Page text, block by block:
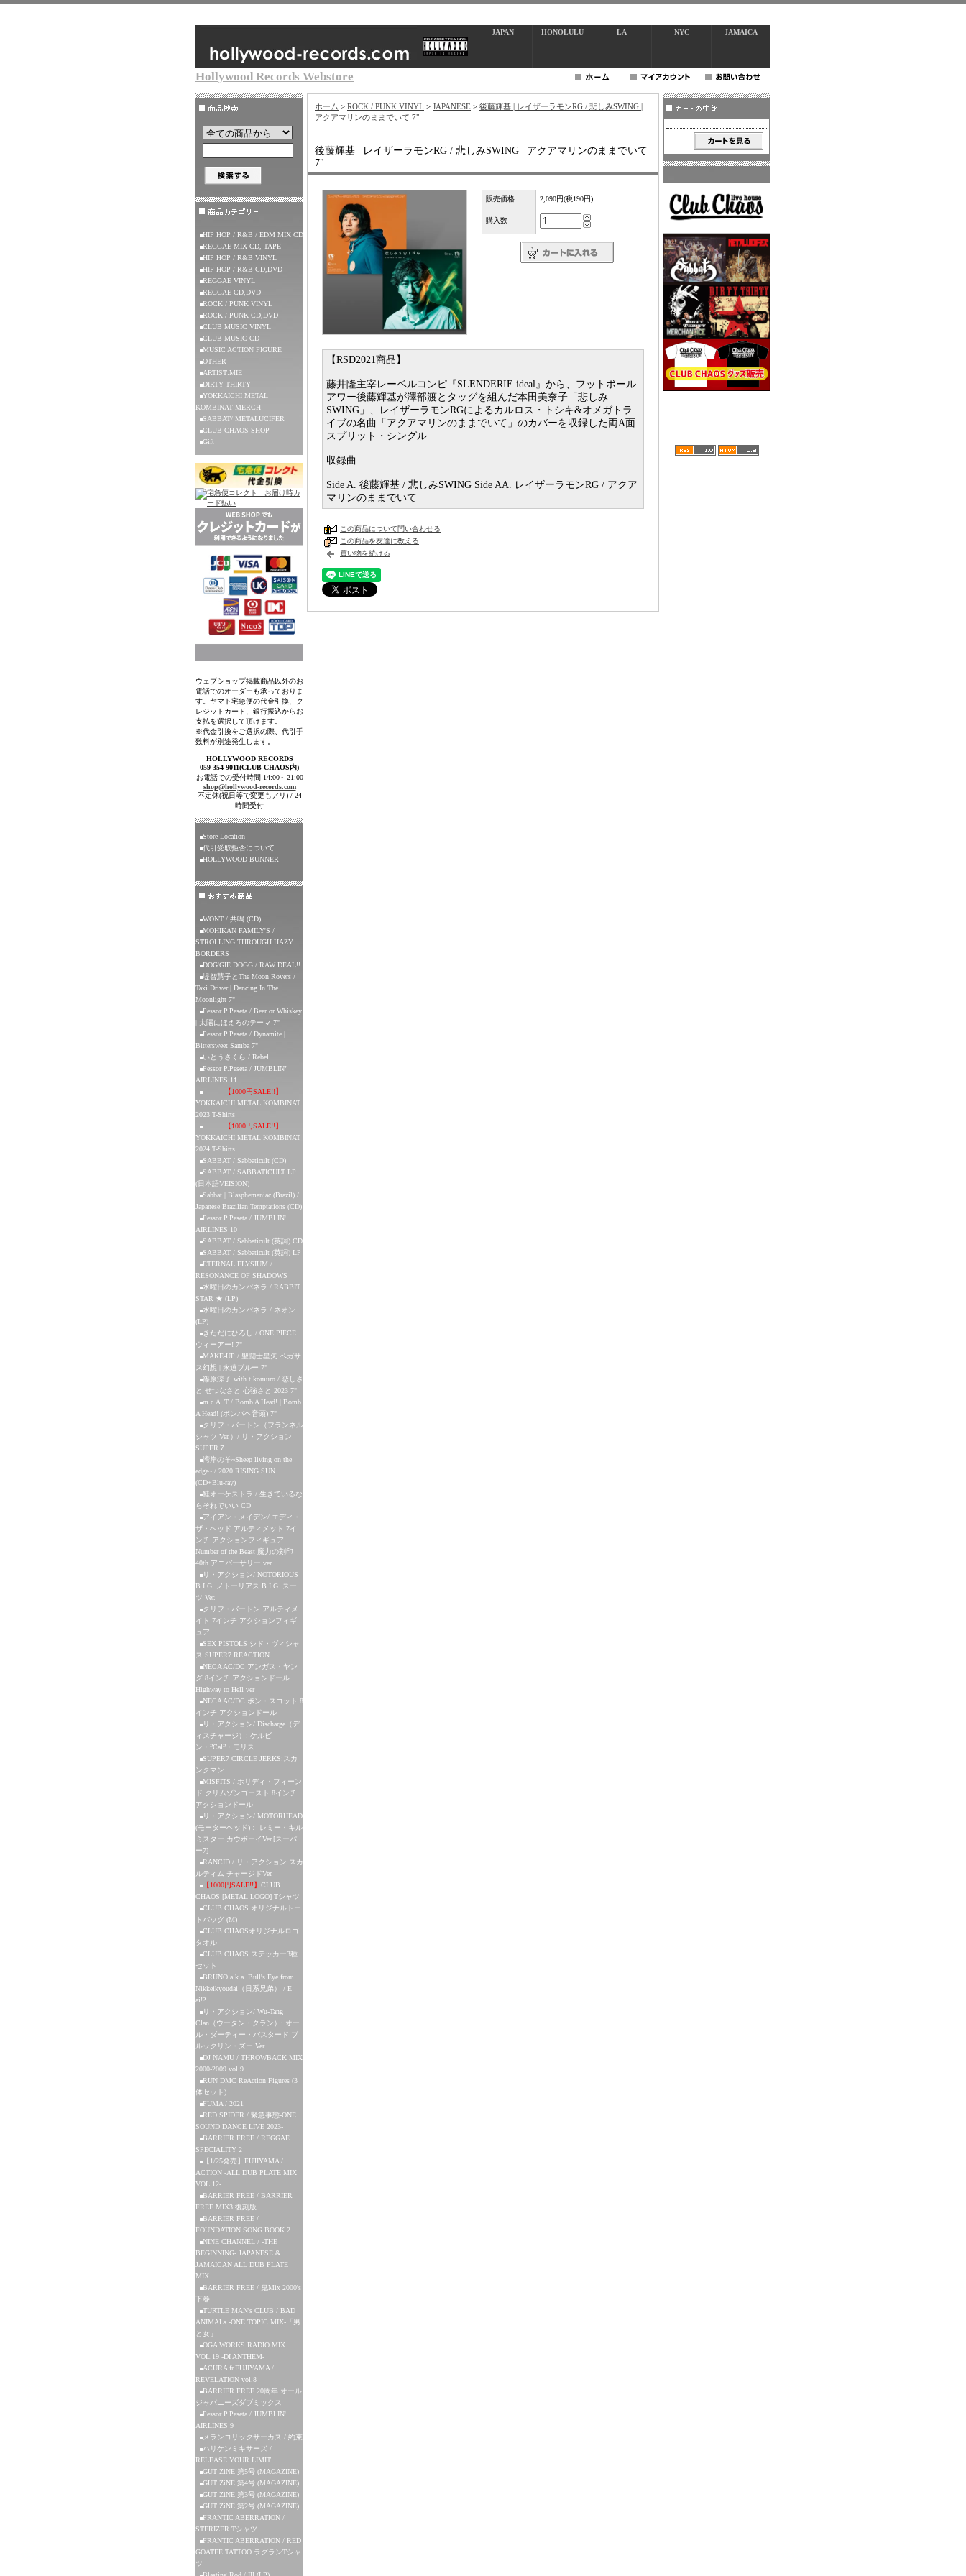
JAPAN HONOLULU LA NYC JAMAICA
Hollywood Records Webstore
HIP HOP / R&B / EDM MIX CD
REGGAE MIX CD, TAPE
HIP HOP / R&B VINYL
HIP HOP / R&B CD,DVD
REGGAE VINYL
REGGAE CD,DVD
ROCK / PUNK VINYL
ROCK / PUNK CD,DVD
CLUB MUSIC VINYL
CLUB MUSIC CD
MUSIC ACTION FIGURE
OTHER
ARTIST:MIE
DIRTY THIRTY
YOKKAICHI METAL
KOMBINAT MERCH
SABBAT/ METALUCIFER
CLUB CHAOS SHOP
Gift
ウェブショップ掲載商品以外のお
電話でのオーダーも承っておりま
す。ヤマト宅急便の代金引換、ク
レジットカード、銀行振込からお
支払を選択して頂けます。
※代金引換をご選択の際、代引手
数料が別途発生します。
HOLLYWOOD RECORDS
059-354-9011(CLUB CHAOS内)
お電話での受付時間 14:00～21:00
shop@hollywood-records.com
不定休(祝日等で変更もアリ) / 24
時間受付
Store Location
代引受取拒否について
HOLLYWOOD BUNNER
WONT / 共鳴 (CD)
MOHIKAN FAMILY'S /
STROLLING THROUGH HAZY
BORDERS
DOG'GIE DOGG / RAW DEAL!!
堤智慧子とThe Moon Rovers /
Taxi Driver | Dancing In The
Moonlight 7"
Pessor P.Peseta / Beer or Whiskey
| 太陽にほえろのテーマ 7"
Pessor P.Peseta / Dynamite |
Bittersweet Samba 7"
いとうさくら / Rebel
Pessor P.Peseta / JUMBLIN’
AIRLINES 11
【1000円SALE!!】
YOKKAICHI METAL KOMBINAT
2023 T-Shirts
【1000円SALE!!】
YOKKAICHI METAL KOMBINAT
2024 T-Shirts
SABBAT / Sabbaticult (CD)
SABBAT / SABBATICULT LP
(日本語VEISION)
Sabbat | Blasphemaniac (Brazil) /
Japanese Brazilian Temptations (CD)
Pessor P.Peseta / JUMBLIN'
AIRLINES 10
SABBAT / Sabbaticult (英詞) CD
SABBAT / Sabbaticult (英詞) LP
ETERNAL ELYSIUM /
RESONANCE OF SHADOWS
水曜日のカンパネラ / RABBIT
STAR ★ (LP)
水曜日のカンパネラ / ネオン
(LP)
きただにひろし / ONE PIECE
ウィーアー! 7"
MAKE-UP / 聖闘士星矢 ペガサ
ス幻想 | 永遠ブルー 7"
篠原涼子 with t.komuro / 恋しさ
と せつなさと 心強さと 2023 7"
m.c.A･T / Bomb A Head! | Bomb
A Head! (ボンバヘ音頭) 7"
クリフ・バートン（フランネル
シャツ Ver.）/ リ・アクション
SUPER７
湾岸の羊~Sheep living on the
edge~ / 2020 RISING SUN
(CD+Blu-ray)
鮭オーケストラ / 生きているな
らそれでいい CD
アイアン・メイデン/ エディ・
ザ・ヘッド アルティメット 7イ
ンチ アクションフィギュア
Number of the Beast 魔力の刻印
40th アニバーサリー ver
リ・アクション/ NOTORIOUS
B.I.G. ノトーリアス B.I.G. スー
ツ Ver.
クリフ・バートン アルティメ
イト 7インチ アクションフィギ
ュア
SEX PISTOLS シド・ヴィシャ
ス SUPER7 REACTION
NECA AC/DC アンガス・ヤン
グ 8インチ アクションドール
Highway to Hell ver
NECA AC/DC ボン・スコット 8
インチ アクションドール
リ・アクション/ Discharge（デ
ィスチャージ）: ケルビ
ン・”Cal”・モリス
SUPER7 CIRCLE JERKS:スカ
ンクマン
MISFITS / ホリディ・フィーン
ド クリムゾンゴースト 8インチ
アクションドール
リ・アクション/ MOTORHEAD
(モーターヘッド)： レミー・キル
ミスター カウボーイVer.[スーパ
ー7]
RANCID / リ・アクション スカ
ルティム チャージドVer.
【1000円SALE!!】 CLUB
CHAOS [METAL LOGO] Tシャツ
CLUB CHAOS オリジナルトー
トバッグ (M)
CLUB CHAOSオリジナルロゴ
タオル
CLUB CHAOS ステッカー3種
セット
BRUNO a.k.a. Bull's Eye from
Nikkeikyoudai（日系兄弟） / E
ai!?
リ・アクション/ Wu-Tang
Clan（ウータン・クラン）: オー
ル・ダーティー・バスタード ブ
ルックリン・ズー Ver.
DJ NAMU / THROWBACK MIX
2000-2009 vol.9
RUN DMC ReAction Figures (3
体セット)
FUMA / 2021
RED SPIDER / 緊急事態-ONE
SOUND DANCE LIVE 2023-
BARRIER FREE / REGGAE
SPECIALITY 2
【1/25発売】FUJIYAMA /
ACTION -ALL DUB PLATE MIX
VOL.12-
BARRIER FREE / BARRIER
FREE MIX3 復刻版
BARRIER FREE /
FOUNDATION SONG BOOK 2
NINE CHANNEL / -THE
BEGINNING- JAPANESE &
JAMAICAN ALL DUB PLATE
MIX
BARRIER FREE / 鬼Mix 2000's
下巻
TURTLE MAN's CLUB / BAD
ANIMALs -ONE TOPIC MIX-「男
と女」
OGA WORKS RADIO MIX
VOL.19 -DI ANTHEM-
ACURA fr.FUJIYAMA /
REVELATION vol.8
BARRIER FREE 20周年 オール
ジャパニーズダブミックス
Pessor P.Peseta / JUMBLIN'
AIRLINES 9
メランコリックサーカス / 約束
ハリケンミキサーズ /
RELEASE YOUR LIMIT
GUT ZiNE 第5号 (MAGAZINE)
GUT ZiNE 第4号 (MAGAZINE)
GUT ZiNE 第3号 (MAGAZINE)
GUT ZiNE 第2号 (MAGAZINE)
FRANTIC ABERRATION /
STERIZER Tシャツ
FRANTIC ABERRATION / RED
GOATEE TATTOO ラグランTシャ
ツ
ホーム > ROCK / PUNK VINYL > JAPANESE > 後藤輝基 | レイザーラモンRG / 悲しみSWING |
アクアマリンのままでいて 7"
後藤輝基 | レイザーラモンRG / 悲しみSWING | アクアマリンのままでいて
7"
販売価格 2,090円(税190円)
購入数
【RSD2021商品】
藤井隆主宰レーベルコンピ『SLENDERIE ideal』から、フットボール
アワー後藤輝基が澤部渡とタッグを組んだ本田美奈子「悲しみ
SWING」、レイザーラモンRGによるカルロス・トシキ&オメガトラ
イブの名曲「アクアマリンのままでいて」のカバーを収録した両A面
スプリット・シングル
収録曲
Side A. 後藤輝基 / 悲しみSWING Side AA. レイザーラモンRG / アクア
マリンのままでいて
この商品について問い合わせる
この商品を友達に教える
買い物を続ける